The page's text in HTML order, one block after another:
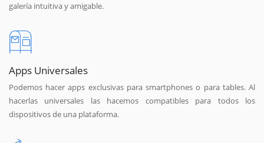
galería intuitiva y amigable.
Apps Universales
Podemos hacer apps exclusivas para smartphones o para tables. Al
hacerlas universales las hacemos compatibles para todos los
dispositivos de una plataforma.